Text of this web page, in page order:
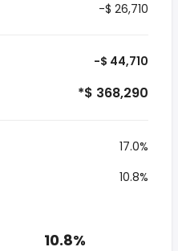
-$ 26,710
-$ 44,710
*$ 368,290
17.0%
10.8%
10.8%